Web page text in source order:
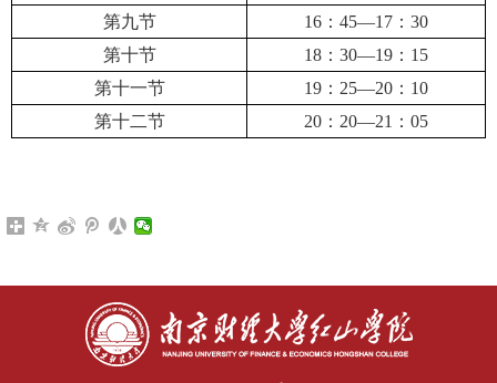
第九节
16 ： 45—17 ： 30
第十节
18 ： 30—19 ： 15
第十一节
19 ： 25—20 ： 10
第十二节
20 ： 20—21 ： 05